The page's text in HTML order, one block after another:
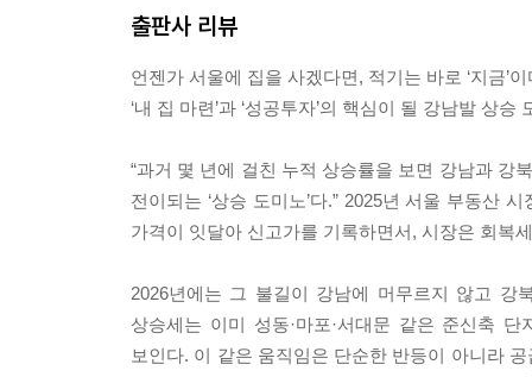
출판사 리뷰
언젠가 서울에 집을 사겠다면, 적기는 바로 ‘지금’이
‘내 집 마련’과 ‘성공투자’의 핵심이 될 강남발 상승
“과거 몇 년에 걸친 누적 상승률을 보면 강남과 강
전이되는 ‘상승 도미노’다.” 2025년 서울 부동산
가격이 잇달아 신고가를 기록하면서, 시장은 회복
2026년에는 그 불길이 강남에 머무르지 않고 강
상승세는 이미 성동·마포·서대문 같은 준신축
보인다. 이 같은 움직임은 단순한 반등이 아니라